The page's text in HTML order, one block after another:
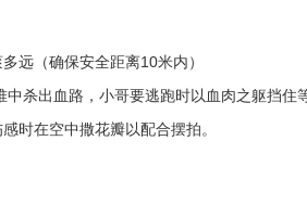
远（确保安全距离10米内）
杀出血路，小哥要逃跑时以血肉之躯挡住
时在空中撒花瓣以配合摆拍。